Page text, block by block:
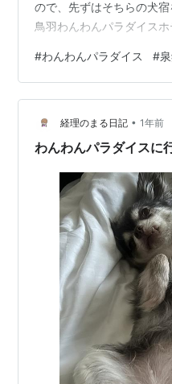
ので、先ずはそちらの犬宿
鳥羽わんわんパラダイス
関係で）鳥羽わんわんパ
名：鳥羽わんわんパラダ
三重県鳥羽市小浜町２７
しオシャレ？になってき
に「わんパラ」であるこ
#わんわんパラダイス #
経理のまる日記 • 1年前
わんわんパラダイスに